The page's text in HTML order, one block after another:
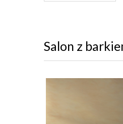
Salon z